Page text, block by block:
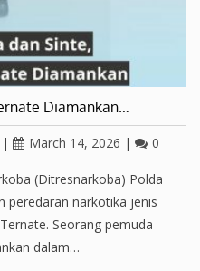
Diamankan…
| March 14, 2026 | 0
(Ditresnarkoba) Polda
peredaran narkotika jenis
Seorang pemuda
dalam…